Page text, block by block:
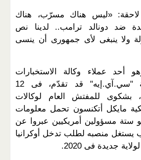
لاحقة: «ليس هناك مسرّب، هناك
ضد دونالد ترامب.. لدينا نص
ولا ينبغى لأى جمهورى أن ينسى
أحد عملاء وكالة الاستخبارات
المركزية الأمريكية "سي.آي.إيه" قد تقدّم، فى 12
للمفتش العام لوكالات
مايكل أتكنسون تحمل معلومات
مسؤولين أمريكيين عبروا عن
يستغل منصبه لطلب تدخل أوكرانيا
جديدة فى 2020.